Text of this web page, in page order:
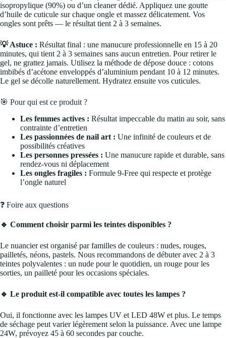
isopropylique (90%) ou d’un cleaner dédié. Appliquez une goutte
d’huile de cuticule sur chaque ongle et massez délicatement. Vos
ongles sont prêts — le résultat tient 2 à 3 semaines.
💡 Astuce : Résultat final : une manucure professionnelle en 15 à 20
minutes, qui tient 2 à 3 semaines sans aucun entretien. Pour retirer le
gel, ne grattez jamais. Utilisez la méthode de dépose douce : cotons
imbibés d’acétone enveloppés d’aluminium pendant 10 à 12 minutes.
Le gel se décolle naturellement. Hydratez ensuite vos cuticules.
🎯 Pour qui est ce produit ?
Les femmes actives : Résultat impeccable du matin au soir, sans
contrainte d’entretien
Les passionnées de nail art : Une infinité de couleurs et de
possibilités créatives
Les personnes pressées : Une manucure rapide et durable, sans
rendez-vous ni déplacement
Les ongles fragiles : Formule 9-Free qui respecte et protège
l’ongle naturel
❓ Foire aux questions
🔹 Comment choisir parmi les teintes disponibles ?
Le nuancier est organisé par familles de couleurs : nudes, rouges,
pailletés, néons, pastels. Nous recommandons de débuter avec 2 à 3
teintes polyvalentes : un nude pour le quotidien, un rouge pour les
sorties, un pailleté pour les occasions spéciales.
🔹 Le produit est-il compatible avec toutes les lampes ?
Oui, il fonctionne avec les lampes UV et LED 48W et plus. Le temps
de séchage peut varier légèrement selon la puissance. Avec une lampe
24W, prévoyez 45 à 60 secondes par couche.